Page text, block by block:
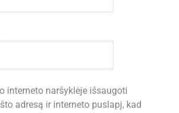
interneto naršyklėje išsaugoti
adresą ir interneto puslapį, kad